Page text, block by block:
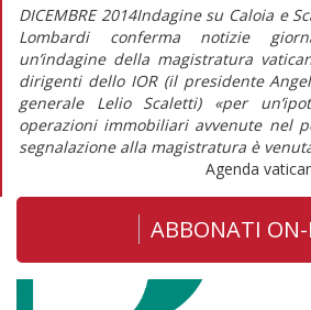
DICEMBRE 2014Indagine su Caloia e
Lombardi conferma notizie
un’indagine della magistratura
dirigenti dello IOR (il presidente
generale Lelio Scaletti) «per
operazioni immobiliari avvenute nel
segnalazione alla magistratura è
Agenda
ABBONATI